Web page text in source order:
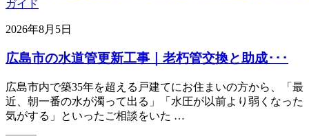
2026年8月5日
広島市の水道管更新工事｜老朽管交換と助成･･･
広島市内で築35年を超える戸建てにお住まいの方から、「最
近、朝一番の水が濁って出る」「水圧が以前より弱くなった
気がする」といったご相談をいた …